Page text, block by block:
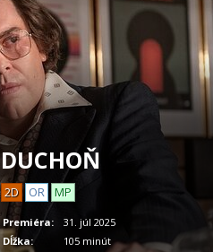
DUCHOŇ
2D OR MP
Premiéra:
31. júl 2025
Dĺžka:
105 minút